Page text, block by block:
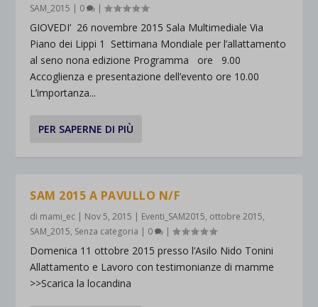
SAM_2015 | 0 |
GIOVEDI’ 26 novembre 2015 Sala Multimediale Via
Piano dei Lippi 1 Settimana Mondiale per l’allattamento
al seno nona edizione Programma ore 9.00
Accoglienza e presentazione dell’evento ore 10.00
L’importanza...
PER SAPERNE DI PIÙ
SAM 2015 A PAVULLO N/F
di mami_ec | Nov 5, 2015 | Eventi_SAM2015, ottobre 2015,
SAM_2015, Senza categoria | 0 |
Domenica 11 ottobre 2015 presso l’Asilo Nido Tonini
Allattamento e Lavoro con testimonianze di mamme
>>Scarica la locandina